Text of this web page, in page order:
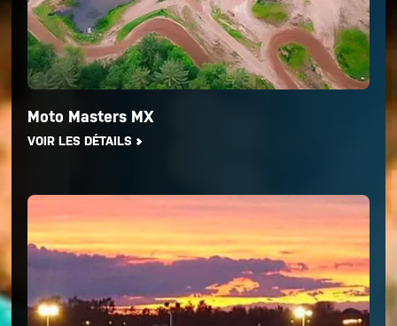
Moto Masters MX
VOIR LES DÉTAILS